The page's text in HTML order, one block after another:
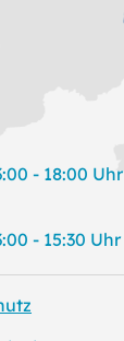
- 18:00 Uhr
- 15:30 Uhr